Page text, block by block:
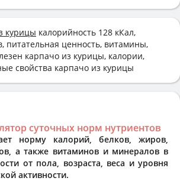
курицы калорийность 128 кКал,
питательная ценность, витамины,
карпачо из курицы, калории,
свойства карпачо из курицы
суточных норм нутриентов
норму калорий, белков, жиров,
а также витаминов и минералов в
от пола, возраста, веса и уровня
активности.